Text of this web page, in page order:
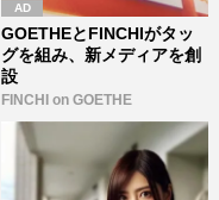
GOETHEとFINCHIがタッ
グを組み、新メディアを創
設
FINCHI on GOETHE